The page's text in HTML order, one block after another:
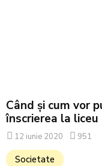
Când și cum vor
înscrierea la liceu
12 iunie 2020 951
Societate